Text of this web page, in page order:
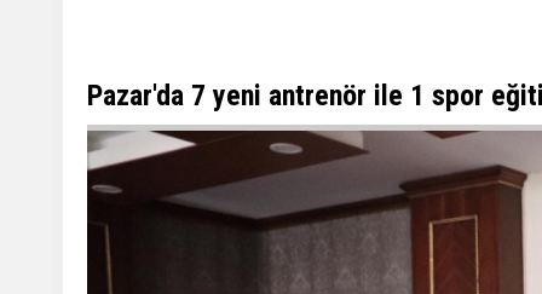
Pazar'da 7 yeni antrenör ile 1 spor